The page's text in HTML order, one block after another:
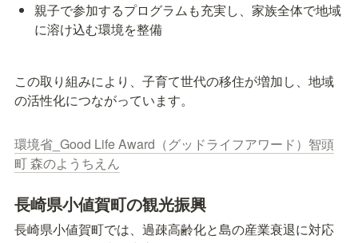
親子で参加するプログラムも充実し、家族全体で地域
に溶け込む環境を整備
この取り組みにより、子育て世代の移住が増加し、地域
の活性化につながっています。
環境省_Good Life Award（グッドライフアワード）智頭
町 森のようちえん
長崎県小値賀町の観光振興
長崎県小値賀町では、過疎高齢化と島の産業衰退に対応